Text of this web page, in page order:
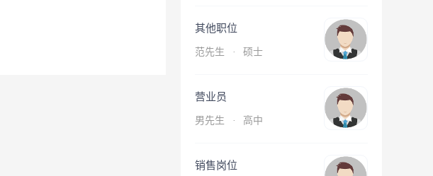
其他职位
范先生 · 硕士
营业员
男先生 · 高中
销售岗位